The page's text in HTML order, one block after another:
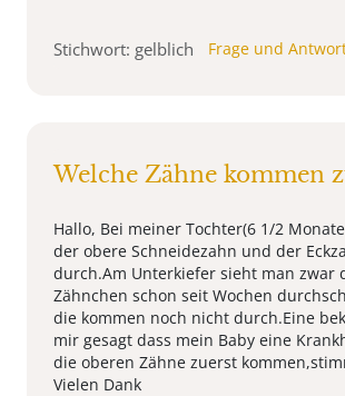
Stichwort: gelblich Frage und
Welche Zähne kommen
Hallo, Bei meiner Tochter(6 1/2
der obere Schneidezahn und der
durch.Am Unterkiefer sieht man zwar
Zähnchen schon seit Wochen
die kommen noch nicht durch.Eine
mir gesagt dass mein Baby eine
die oberen Zähne zuerst
Vielen Dank